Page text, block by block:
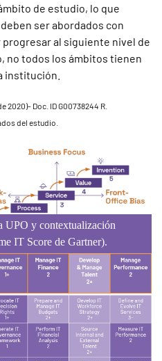
de estudio, lo que
ser abordados con
al siguiente nivel de
no todos los ámbitos tienen
institución.
2020)- Doc. ID G00738244 R.
del estudio.
UPO y contextualización
IT Score de Gartner).